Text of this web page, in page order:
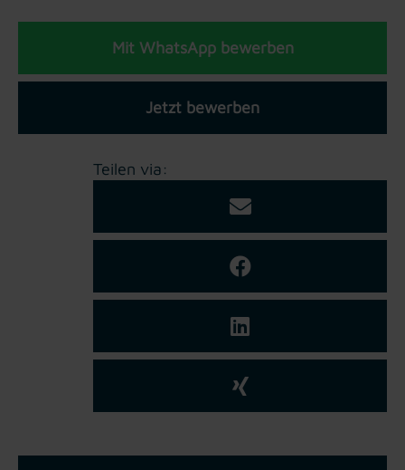
Mit WhatsApp bewerben
Jetzt bewerben
Teilen via: